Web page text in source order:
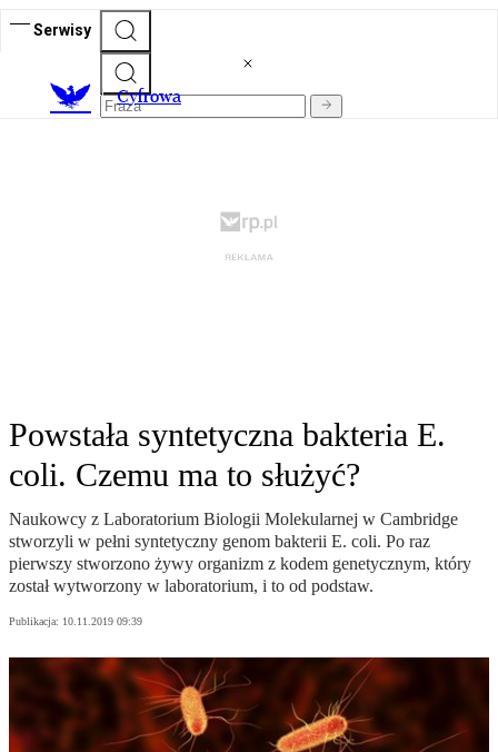
Serwisy
Cyfrowa
Powstała syntetyczna bakteria E.
coli. Czemu ma to służyć?
Naukowcy z Laboratorium Biologii Molekularnej w Cambridge
stworzyli w pełni syntetyczny genom bakterii E. coli. Po raz
pierwszy stworzono żywy organizm z kodem genetycznym, który
został wytworzony w laboratorium, i to od podstaw.
Publikacja: 10.11.2019 09:39